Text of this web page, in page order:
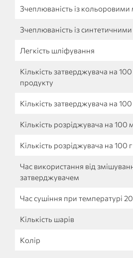
Зчеплюваність із
Зчеплюваність із
Легкість шліфування
Кількість затверджувача на
продукту
Кількість затверджувача на
Кількість розріджувача на 100
Кількість розріджувача на 100
Час використання від
затверджувачем
Час сушіння при температурі
Кількість шарів
Колір